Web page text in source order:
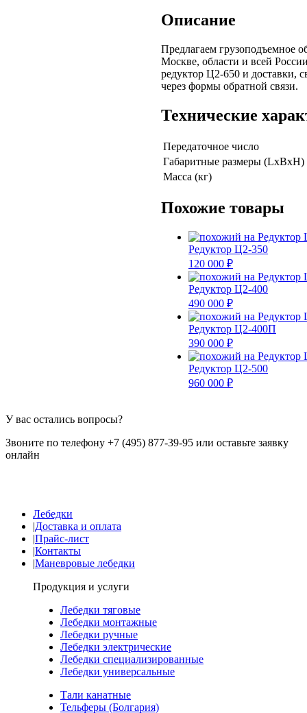
Описание
Предлагаем грузоподъемное
Москве, области и всей
редуктор Ц2-650 и доставки,
через формы обратной связи.
Технические
Передаточное число
Габаритные размеры (LхBхH)
Масса (кг)
Похожие товары
Редуктор Ц2-350
120 000 ₽
Редуктор Ц2-400
490 000 ₽
Редуктор Ц2-400П
390 000 ₽
Редуктор Ц2-500
960 000 ₽
У вас остались вопросы?
Звоните по телефону +7 (495) 877-39-95 или оставьте заявку
онлайн
Лебедки
|Доставка и оплата
|Прайс-лист
|Контакты
|Маневровые лебедки
Продукция и услуги
Лебедки тяговые
Лебедки монтажные
Лебедки ручные
Лебедки электрические
Лебедки специализированные
Лебедки универсальные
Тали канатные
Тельферы (Болгария)